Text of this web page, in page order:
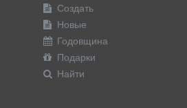
Создать
Новые
Годовщина
Подарки
Найти